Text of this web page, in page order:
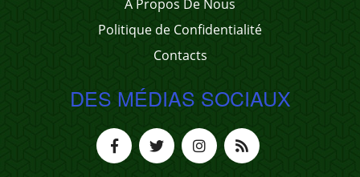
A Propos De Nous
Politique de Confidentialité
Contacts
DES MÉDIAS SOCIAUX